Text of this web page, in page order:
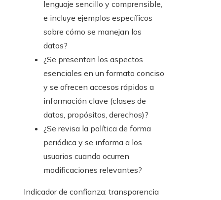
lenguaje sencillo y comprensible,
e incluye ejemplos específicos
sobre cómo se manejan los
datos?
¿Se presentan los aspectos
esenciales en un formato conciso
y se ofrecen accesos rápidos a
información clave (clases de
datos, propósitos, derechos)?
¿Se revisa la política de forma
periódica y se informa a los
usuarios cuando ocurren
modificaciones relevantes?
Indicador de confianza: transparencia